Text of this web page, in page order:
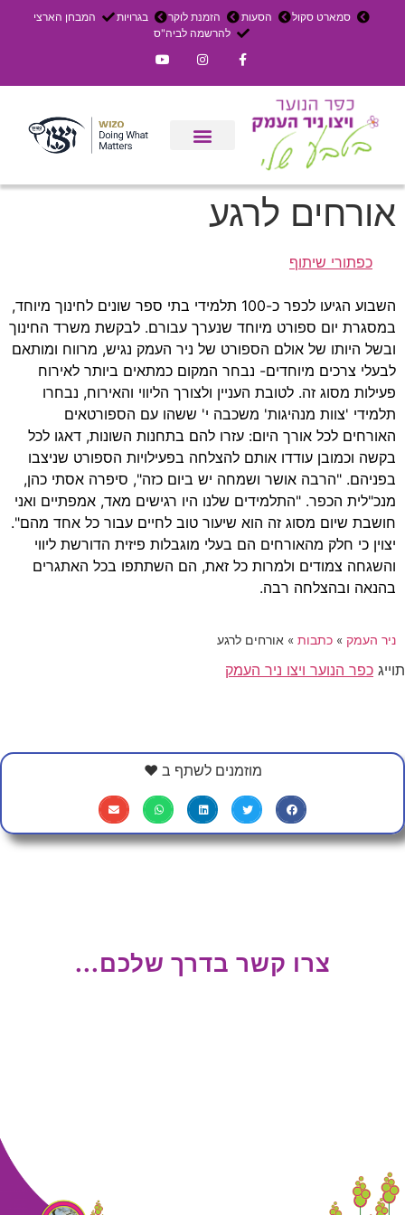
סמארט סקול הסעות הזמנת לוקר בגרויות
המבחן הארצי
להרשמה לביה"ס
אורחים לרגע
כפתורי שיתוף
השבוע הגיעו לכפר כ-100 תלמידי בתי ספר שונים לחינוך מיוחד,
במסגרת יום ספורט מיוחד שנערך עבורם. לבקשת משרד החינוך
ובשל היותו של אולם הספורט של ניר העמק נגיש, מרווח ומותאם
לבעלי צרכים מיוחדים- נבחר המקום כמתאים ביותר לאירוח
פעילות מסוג זה. לטובת העניין ולצורך הליווי והאירוח, נבחרו
תלמידי 'צוות מנהיגות' משכבה י' ששהו עם הספורטאים
האורחים לכל אורך היום: עזרו להם בתחנות השונות, דאגו לכל
בקשה וכמובן עודדו אותם להצלחה בפעילויות הספורט שניצבו
בפניהם. "הרבה אושר ושמחה יש ביום כזה", סיפרה אסתי כהן,
מנכ"לית הכפר. "התלמידים שלנו היו רגישים מאד, אמפתיים ואני
חושבת שיום מסוג זה הוא שיעור טוב לחיים עבור כל אחד מהם".
יצוין כי חלק מהאורחים הם בעלי מוגבלות פיזית הדורשת ליווי
והשגחה צמודים ולמרות כל זאת, הם השתתפו בכל האתגרים
בהנאה ובהצלחה רבה.
ניר העמק » כתבות » אורחים לרגע
תוייג כפר הנוער ויצו ניר העמק
מוזמנים לשתף ב ❤
צרו קשר בדרך שלכם...